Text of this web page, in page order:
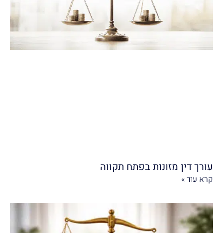
עורך דין מזונות בפתח תקווה
קרא עוד »